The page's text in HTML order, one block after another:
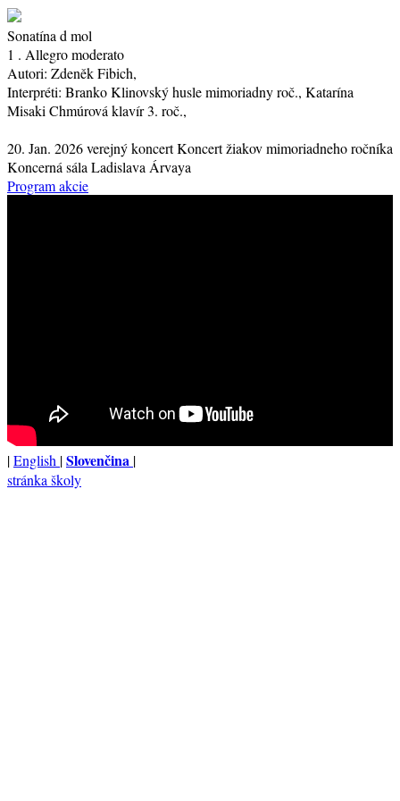
Sonatína d mol
1 . Allegro moderato
Autori: Zdeněk Fibich,
Interpréti: Branko Klinovskýhuslemimoriadny roč., Katarína
Misaki Chmúrová klavír3. roč.,
20. Jan. 2026verejný koncertKoncert žiakov mimoriadneho ročníka
Koncerná sála Ladislava Árvaya
Program akcie
|English |Slovenčina |
stránka školy